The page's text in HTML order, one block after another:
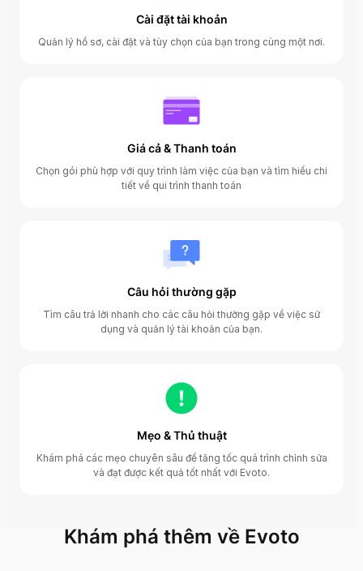
Cài đặt tài khoản
Quản lý hồ sơ, cài đặt và tùy chọn của bạn trong cùng một nơi.
Giá cả & Thanh toán
Chọn gói phù hợp với quy trình làm việc của bạn và tìm hiểu chi
tiết về qui trình thanh toán
Câu hỏi thường gặp
Tìm câu trả lời nhanh cho các câu hỏi thường gặp về việc sử
dụng và quản lý tài khoản của bạn.
Mẹo & Thủ thuật
Khám phá các mẹo chuyên sâu để tăng tốc quá trình chỉnh sửa
và đạt được kết quả tốt nhất với Evoto.
Khám phá thêm về Evoto